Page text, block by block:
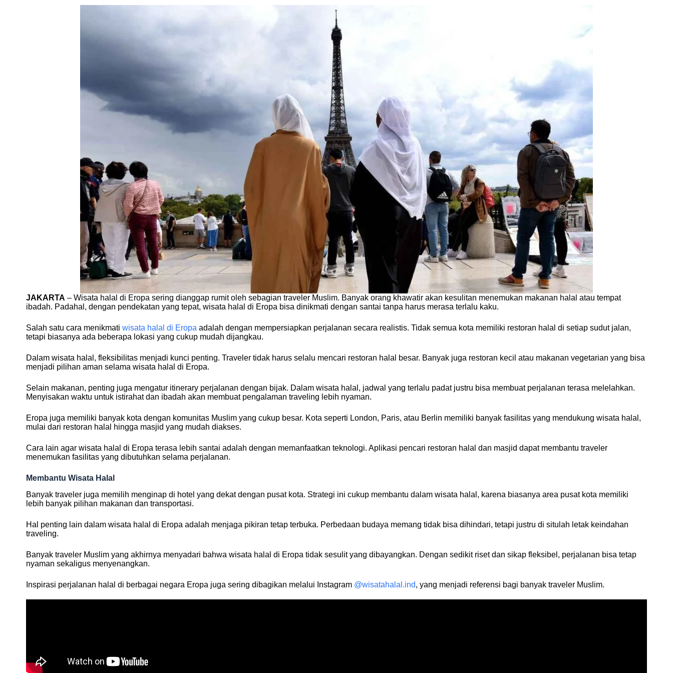
JAKARTA – Wisata halal di Eropa sering dianggap rumit oleh sebagian traveler Muslim. Banyak orang khawatir akan kesulitan menemukan makanan halal atau tempat
ibadah. Padahal, dengan pendekatan yang tepat, wisata halal di Eropa bisa dinikmati dengan santai tanpa harus merasa terlalu kaku.
Salah satu cara menikmati wisata halal di Eropa adalah dengan mempersiapkan perjalanan secara realistis. Tidak semua kota memiliki restoran halal di setiap sudut jalan,
tetapi biasanya ada beberapa lokasi yang cukup mudah dijangkau.
Dalam wisata halal, fleksibilitas menjadi kunci penting. Traveler tidak harus selalu mencari restoran halal besar. Banyak juga restoran kecil atau makanan vegetarian yang bisa
menjadi pilihan aman selama wisata halal di Eropa.
Selain makanan, penting juga mengatur itinerary perjalanan dengan bijak. Dalam wisata halal, jadwal yang terlalu padat justru bisa membuat perjalanan terasa melelahkan.
Menyisakan waktu untuk istirahat dan ibadah akan membuat pengalaman traveling lebih nyaman.
Eropa juga memiliki banyak kota dengan komunitas Muslim yang cukup besar. Kota seperti London, Paris, atau Berlin memiliki banyak fasilitas yang mendukung wisata halal,
mulai dari restoran halal hingga masjid yang mudah diakses.
Cara lain agar wisata halal di Eropa terasa lebih santai adalah dengan memanfaatkan teknologi. Aplikasi pencari restoran halal dan masjid dapat membantu traveler
menemukan fasilitas yang dibutuhkan selama perjalanan.
Membantu Wisata Halal
Banyak traveler juga memilih menginap di hotel yang dekat dengan pusat kota. Strategi ini cukup membantu dalam wisata halal, karena biasanya area pusat kota memiliki
lebih banyak pilihan makanan dan transportasi.
Hal penting lain dalam wisata halal di Eropa adalah menjaga pikiran tetap terbuka. Perbedaan budaya memang tidak bisa dihindari, tetapi justru di situlah letak keindahan
traveling.
Banyak traveler Muslim yang akhirnya menyadari bahwa wisata halal di Eropa tidak sesulit yang dibayangkan. Dengan sedikit riset dan sikap fleksibel, perjalanan bisa tetap
nyaman sekaligus menyenangkan.
Inspirasi perjalanan halal di berbagai negara Eropa juga sering dibagikan melalui Instagram @wisatahalal.ind, yang menjadi referensi bagi banyak traveler Muslim.